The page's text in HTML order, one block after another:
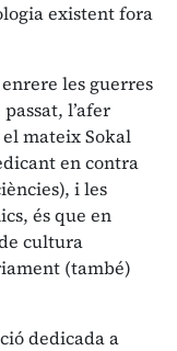
existent fora
les guerres
l’afer
mateix Sokal
en contra
i les
és que en
cultura
(també)
dedicada a